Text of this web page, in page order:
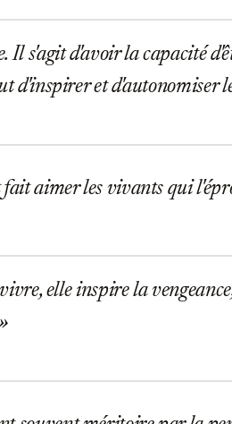
Il s'agit d'avoir la capacité
d'inspirer et d'autonomiser
aimer les vivants qui
elle inspire la